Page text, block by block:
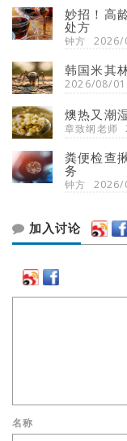
妙招！高
处方
钟方 2026/
韩国米其
2026/08/01
燠热又潮
章致纲老师
粪便检查
务
钟方 2026/
加入讨论
名称